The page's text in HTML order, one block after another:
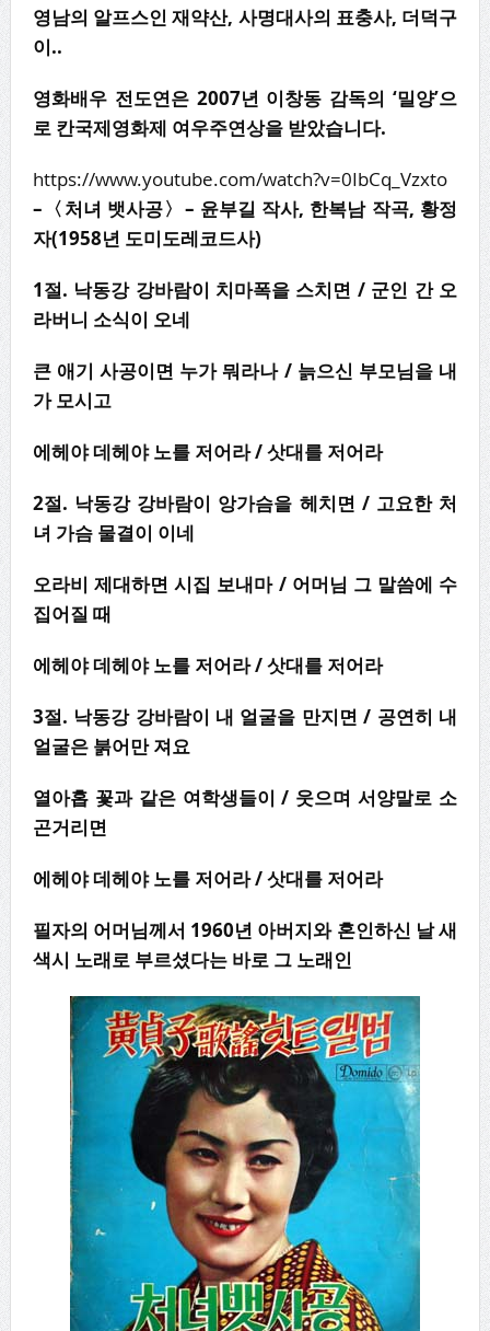
영남의 알프스인 재약산, 사명대사의 표충사, 더덕구
이..
영화배우 전도연은 2007년 이창동 감독의 ‘밀양’으
로 칸국제영화제 여우주연상을 받았습니다.
https://www.youtube.com/watch?v=0IbCq_Vzxto
– 〈처녀 뱃사공〉 – 윤부길 작사, 한복남 작곡, 황정
자(1958년 도미도레코드사)
1절. 낙동강 강바람이 치마폭을 스치면 / 군인 간 오
라버니 소식이 오네
큰 애기 사공이면 누가 뭐라나 / 늙으신 부모님을 내
가 모시고
에헤야 데헤야 노를 저어라/삿대를 저어라
2절. 낙동강 강바람이 앙가슴을 헤치면 / 고요한 처
녀 가슴 물결이 이네
오라비 제대하면 시집 보내마 / 어머님 그 말씀에 수
집어질 때
에헤야 데헤야 노를 저어라/삿대를 저어라
3절. 낙동강 강바람이 내 얼굴을 만지면/ 공연히 내
얼굴은 붉어만 져요
열아홉 꽃과 같은 여학생들이/ 웃으며 서양말로 소
곤거리면
에헤야 데헤야 노를 저어라/삿대를 저어라
필자의 어머님께서 1960년 아버지와 혼인하신 날 새
색시 노래로 부르셨다는 바로 그 노래인